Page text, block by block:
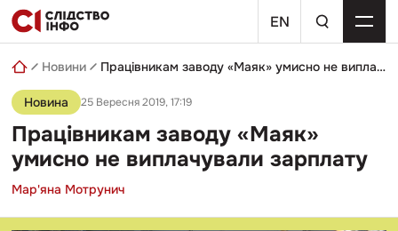
Skip
to
content
EN
пошуковий
запит
Новини Працівникам заводу «Маяк» умисно не виплачували зарплату
Новина 25 Вересня 2019, 17:19
Працівникам заводу «Маяк»
умисно не виплачували зарплату
Мар'яна Мотрунич